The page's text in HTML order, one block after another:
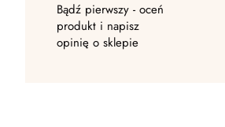
Bądź pierwszy - oceń
produkt i napisz
opinię o sklepie